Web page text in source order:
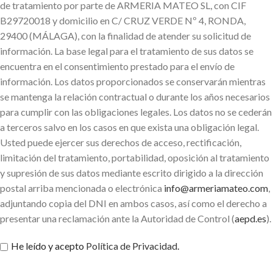
de tratamiento por parte de ARMERIA MATEO SL, con CIF
B29720018 y domicilio en C/ CRUZ VERDE Nº 4, RONDA,
29400 (MÁLAGA), con la finalidad de atender su solicitud de
información. La base legal para el tratamiento de sus datos se
encuentra en el consentimiento prestado para el envío de
información. Los datos proporcionados se conservarán mientras
se mantenga la relación contractual o durante los años necesarios
para cumplir con las obligaciones legales. Los datos no se cederán
a terceros salvo en los casos en que exista una obligación legal.
Usted puede ejercer sus derechos de acceso, rectificación,
limitación del tratamiento, portabilidad, oposición al tratamiento
y supresión de sus datos mediante escrito dirigido a la dirección
postal arriba mencionada o electrónica info@armeriamateo.com
adjuntando copia del DNI en ambos casos, así como el derecho a
presentar una reclamación ante la Autoridad de Control (aepd.es).
He leído y acepto Política de Privacidad